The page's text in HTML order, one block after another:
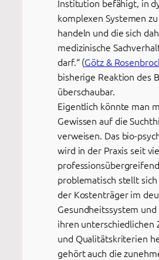
Institution befähigt, in
komplexen Systemen
handeln und die sich
medizinische
darf.“ (Götz &
bisherige Reaktion des
überschaubar.
Eigentlich könnte man
Gewissen auf die
verweisen. Das bio-
wird in der Praxis seit
problematisch stellt
der Kostenträger im
Gesundheitssystem
ihren unterschiedlichen
und Qualitätskriterien
gehört auch die